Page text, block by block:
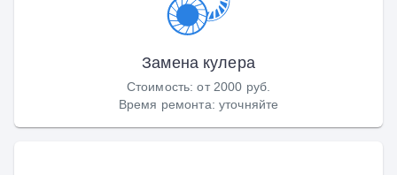
Замена кулера
Стоимость:от 2000 руб.
Время ремонта: уточняйте